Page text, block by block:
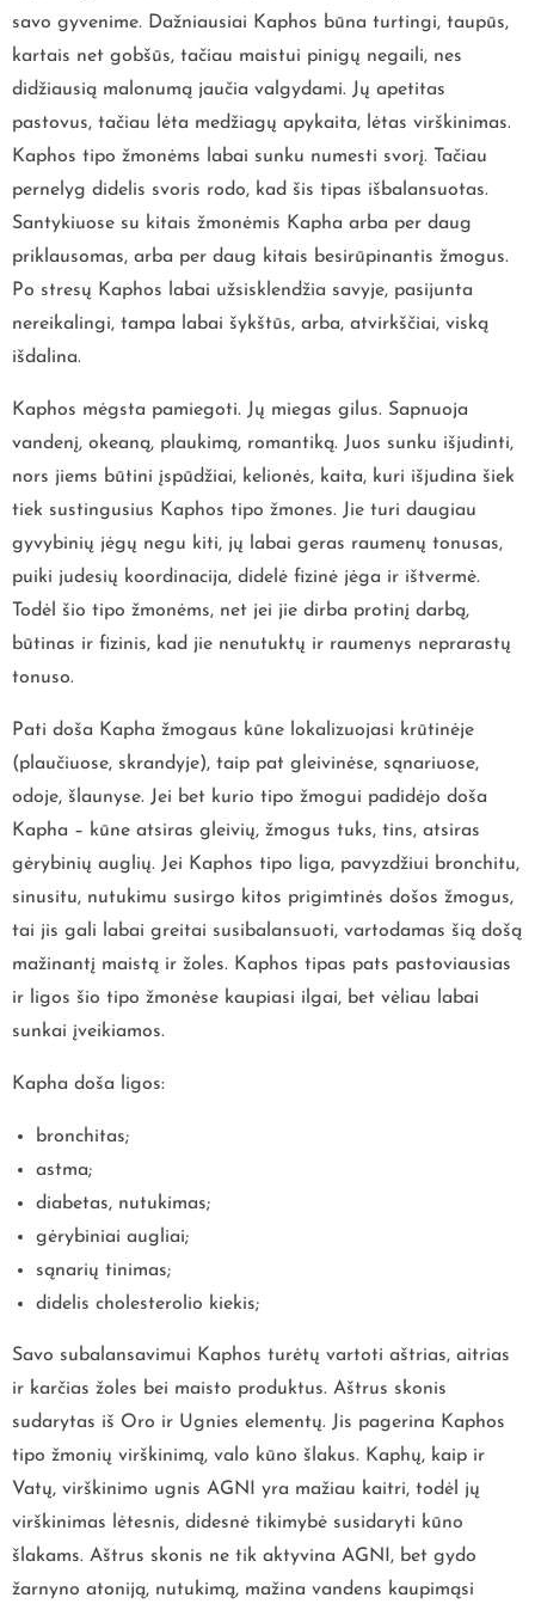
savo gyvenime. Dažniausiai Kaphos būna turtingi, taupūs,
kartais net gobšūs, tačiau maistui pinigų negaili, nes
didžiausią malonumą jaučia valgydami. Jų apetitas
pastovus, tačiau lėta medžiagų apykaita, lėtas virškinimas.
Kaphos tipo žmonėms labai sunku numesti svorį. Tačiau
pernelyg didelis svoris rodo, kad šis tipas išbalansuotas.
Santykiuose su kitais žmonėmis Kapha arba per daug
priklausomas, arba per daug kitais besirūpinantis žmogus.
Po stresų Kaphos labai užsisklendžia savyje, pasijunta
nereikalingi, tampa labai šykštūs, arba, atvirkščiai, viską
išdalina.
Kaphos mėgsta pamiegoti. Jų miegas gilus. Sapnuoja
vandenį, okeaną, plaukimą, romantiką. Juos sunku išjudinti,
nors jiems būtini įspūdžiai, kelionės, kaita, kuri išjudina šiek
tiek sustingusius Kaphos tipo žmones. Jie turi daugiau
gyvybinių jėgų negu kiti, jų labai geras raumenų tonusas,
puiki judesių koordinacija, didelė fizinė jėga ir ištvermė.
Todėl šio tipo žmonėms, net jei jie dirba protinį darbą,
būtinas ir fizinis, kad jie nenutuktų ir raumenys neprarastų
tonuso.
Pati doša Kapha žmogaus kūne lokalizuojasi krūtinėje
(plaučiuose, skrandyje), taip pat gleivinėse, sąnariuose,
odoje, šlaunyse. Jei bet kurio tipo žmogui padidėjo doša
Kapha – kūne atsiras gleivių, žmogus tuks, tins, atsiras
gėrybinių auglių. Jei Kaphos tipo liga, pavyzdžiui bronchitu,
sinusitu, nutukimu susirgo kitos prigimtinės došos žmogus,
tai jis gali labai greitai susibalansuoti, vartodamas šią došą
mažinantį maistą ir žoles. Kaphos tipas pats pastoviausias
ir ligos šio tipo žmonėse kaupiasi ilgai, bet vėliau labai
sunkai įveikiamos.
Kapha doša ligos:
bronchitas;
astma;
diabetas, nutukimas;
gėrybiniai augliai;
sąnarių tinimas;
didelis cholesterolio kiekis;
Savo subalansavimui Kaphos turėtų vartoti aštrias, aitrias
ir karčias žoles bei maisto produktus. Aštrus skonis
sudarytas iš Oro ir Ugnies elementų. Jis pagerina Kaphos
tipo žmonių virškinimą, valo kūno šlakus. Kaphų, kaip ir
Vatų, virškinimo ugnis AGNI yra mažiau kaitri, todėl jų
virškinimas lėtesnis, didesnė tikimybė susidaryti kūno
šlakams. Aštrus skonis ne tik aktyvina AGNI, bet gydo
žarnyno atoniją, nutukimą, mažina vandens kaupimąsi